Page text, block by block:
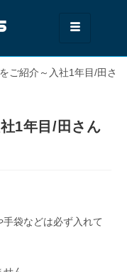
ご紹介～入社1年目/田さ
1年目/田さん
袋などは必ず入れて